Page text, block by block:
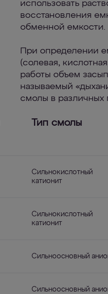
использовать
восстановления
обменной емкости.
При определении
(солевая,
работы объем
называемый
смолы в различных
Тип смолы
Сильнокислотный
катионит
Сильнокислотный
катионит
Сильноосновный
Сильноосновный